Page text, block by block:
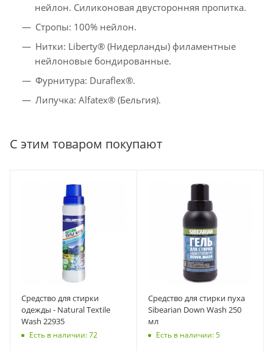
нейлон. Силиконовая двусторонняя пропитка.
Стропы: 100% нейлон.
Нитки: Liberty® (Нидерланды) филаментные
нейлоновые бондированные.
Фурнитура: Duraflex®.
Липучка: Alfatex® (Бельгия).
С этим товаром покупают
Средство для стирки
одежды - Natural Textile
Wash 22935
Есть в наличии: 72
Средство для стирки пуха
Sibearian Down Wash 250
мл
Есть в наличии: 5